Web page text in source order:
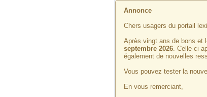
Annonce
Chers usagers du portail
Après vingt ans de bons et
septembre 2026. Celle-ci
également de nouvelles
Vous pouvez tester la
En vous remerciant,